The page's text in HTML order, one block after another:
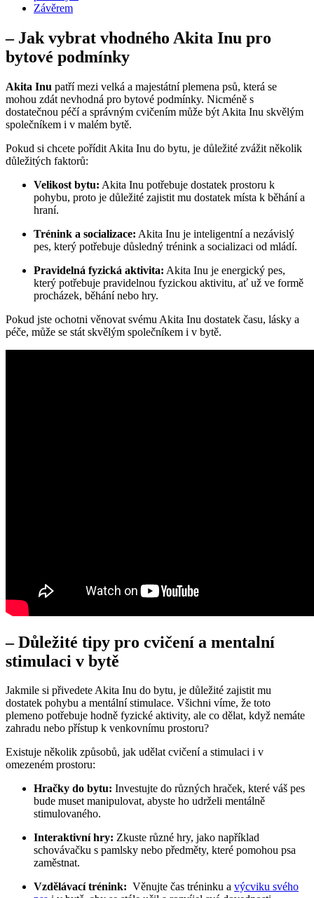
Závěrem
– Jak vybrat ⁢vhodného Akita Inu pro
bytové podmínky
Akita Inu patří mezi velká a majestátní⁢ plemena‌ psů, která se⁢
mohou ‌zdát nevhodná pro bytové podmínky. Nicméně ‍s
dostatečnou péčí a správným cvičením‌ může‌ být ‍Akita Inu ⁢skvělým
společníkem ⁤i v malém⁤ bytě.
Pokud⁣ si ⁣chcete pořídit Akita Inu ⁤do bytu,⁣ je⁢ důležité zvážit několik
důležitých⁣ faktorů:
Velikost‍ bytu: ‌Akita Inu potřebuje dostatek prostoru k
pohybu, ⁢proto je ​důležité zajistit mu dostatek místa k běhání a
hraní.
Trénink a⁣ socializace: Akita ‍Inu je inteligentní a nezávislý
⁣pes, který potřebuje důsledný trénink⁤ a⁤ socializaci od mládí.
Pravidelná fyzická aktivita: ​Akita Inu je energický pes,
který potřebuje​ pravidelnou fyzickou aktivitu, ať už ve formě
procházek,‍ běhání nebo hry.
Pokud ⁤jste ochotni věnovat svému Akita ​Inu dostatek ⁣času, ‌lásky a
⁢péče, může​ se ‌stát skvělým‍ společníkem i v bytě.
– Důležité ‍tipy pro cvičení a ⁣mentalní
stimulaci v‌ bytě
Jakmile si‌ přivedete Akita⁢ Inu do‍ bytu, je důležité zajistit mu⁢
dostatek ​pohybu a mentální stimulace.⁣ Všichni ⁤víme, že ‍toto
plemeno‌ potřebuje⁣ hodně fyzické aktivity,​ ale co dělat, když ⁢nemáte
zahradu nebo přístup⁢ k venkovnímu prostoru?
Existuje několik způsobů, jak ‍udělat cvičení a stimulaci i v
omezeném prostoru:
Hračky​ do bytu: ⁢Investujte do různých hraček, které váš pes
bude muset manipulovat, abyste ⁣ho udrželi⁢ mentálně
stimulovaného.
Interaktivní⁤ hry: Zkuste různé hry, ‍jako například
⁣schovávačku s ⁣pamlsky nebo předměty, které pomohou psa
zaměstnat.
Vzdělávací trénink: ⁣ Věnujte čas tréninku a‌ výcviku svého